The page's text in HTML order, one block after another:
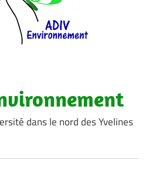
dans le nord des Yvelines